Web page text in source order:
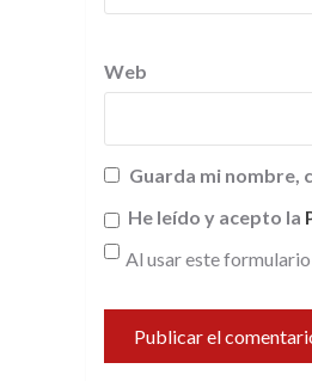
Web
Guarda mi nombre,
He leído y acepto la
Al usar este